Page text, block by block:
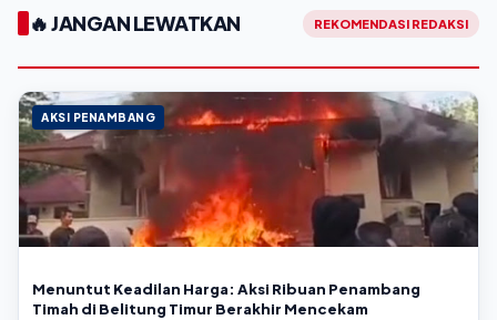
🔥 JANGAN LEWATKAN REKOMENDASI REDAKSI
AKSI PENAMBANG
Menuntut Keadilan Harga: Aksi Ribuan Penambang
Timah di Belitung Timur Berakhir Mencekam